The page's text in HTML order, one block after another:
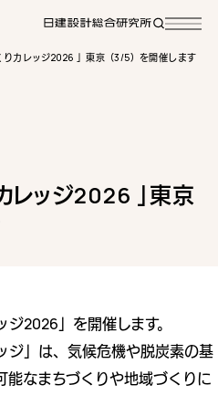
りカレッジ2026 」東京（3/5）を開催します
レッジ2026 」東京
ジ2026」を開催します。
ジ」は、気候危機や脱炭素の基
能なまちづくりや地域づくりに